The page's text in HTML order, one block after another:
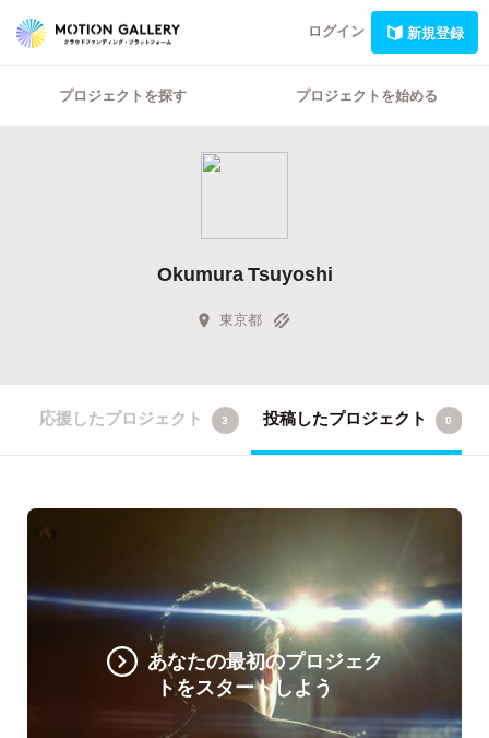
ログイン 新規登録
プロジェクトを探す プロジェクトを始める
Okumura Tsuyoshi
東京都
応援したプロジェクト 3 投稿したプロジェクト 0
あなたの最初のプロジェク
トをスタートしよう